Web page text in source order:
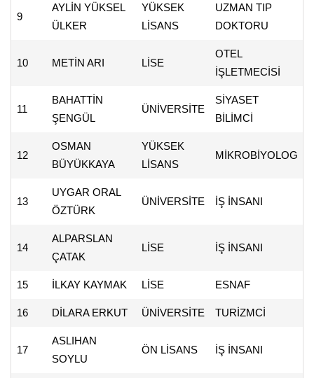
9
AYLİN YÜKSEL
ÜLKER
YÜKSEK
LİSANS
UZMAN TIP
DOKTORU
10 METİN ARI LİSE
OTEL
İŞLETMECİSİ
11
BAHATTİN
ŞENGÜL
ÜNİVERSİTE
SİYASET
BİLİMCİ
12
OSMAN
BÜYÜKKAYA
YÜKSEK
LİSANS
MİKROBİYOLOG
13
UYGAR ORAL
ÖZTÜRK
ÜNİVERSİTE İŞ İNSANI
14
ALPARSLAN
ÇATAK
LİSE İŞ İNSANI
15 İLKAY KAYMAK LİSE ESNAF
16 DİLARA ERKUT ÜNİVERSİTE TURİZMCİ
17
ASLIHAN
SOYLU
ÖN LİSANS İŞ İNSANI